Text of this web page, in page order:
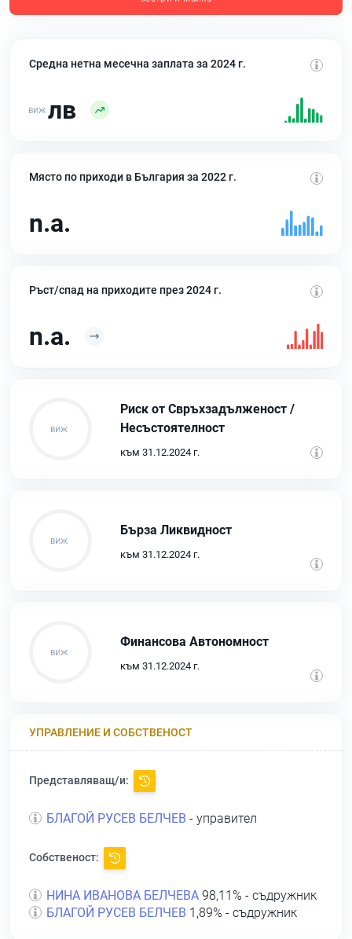
Средна нетна месечна заплата за 2024 г.
лв
Място по приходи в България за 2022 г.
n.a.
Ръст/спад на приходите през 2024 г.
n.a.
Риск от Свръхзадълженост /
Несъстоятелност
към 31.12.2024 г.
Бърза Ликвидност
към 31.12.2024 г.
Финансова Автономност
към 31.12.2024 г.
УПРАВЛЕНИЕ И СОБСТВЕНОСТ
Представляващ/и:
БЛАГОЙ РУСЕВ БЕЛЧЕВ - управител
Собственост:
НИНА ИВАНОВА БЕЛЧЕВА 98,11% - съдружник
БЛАГОЙ РУСЕВ БЕЛЧЕВ 1,89% - съдружник